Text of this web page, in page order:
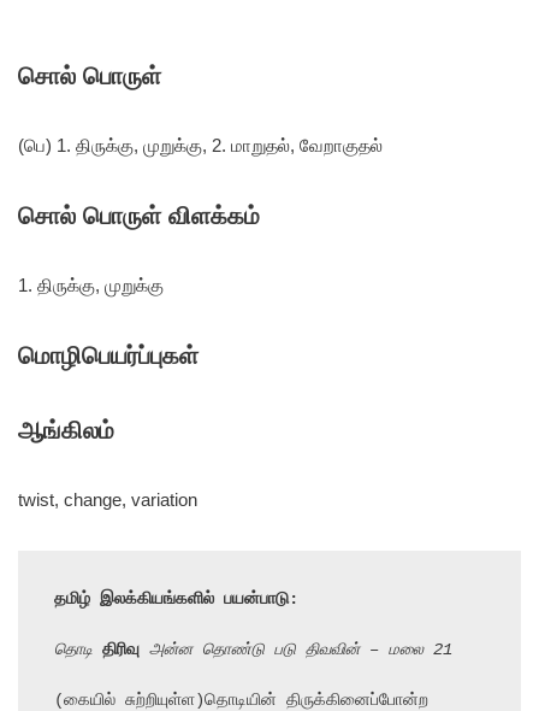
சொல் பொருள்
(பெ) 1. திருக்கு, முறுக்கு, 2. மாறுதல், வேறாகுதல்
சொல் பொருள் விளக்கம்
1. திருக்கு, முறுக்கு
மொழிபெயர்ப்புகள்
ஆங்கிலம்
twist, change, variation
தமிழ் இலக்கியங்களில் பயன்பாடு:
தொடி திரிவு அன்ன தொண்டு படு திவவின் – மலை 21
(கையில் சுற்றியுள்ள)தொடியின் திருக்கினைப்போன்ற